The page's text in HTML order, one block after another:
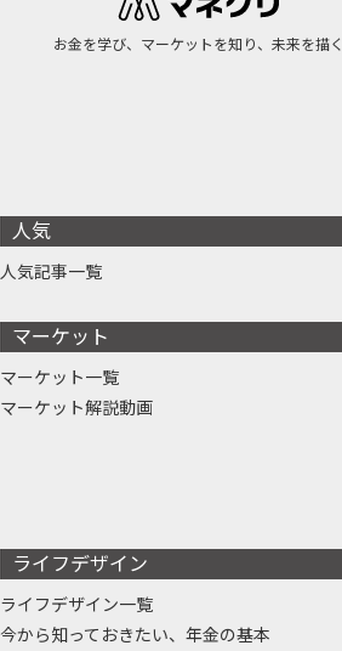
お金を学び、マーケットを知り、未来を描く
人気
人気記事一覧
マーケット
マーケット一覧
マーケット解説動画
ライフデザイン
ライフデザイン一覧
今から知っておきたい、年金の基本